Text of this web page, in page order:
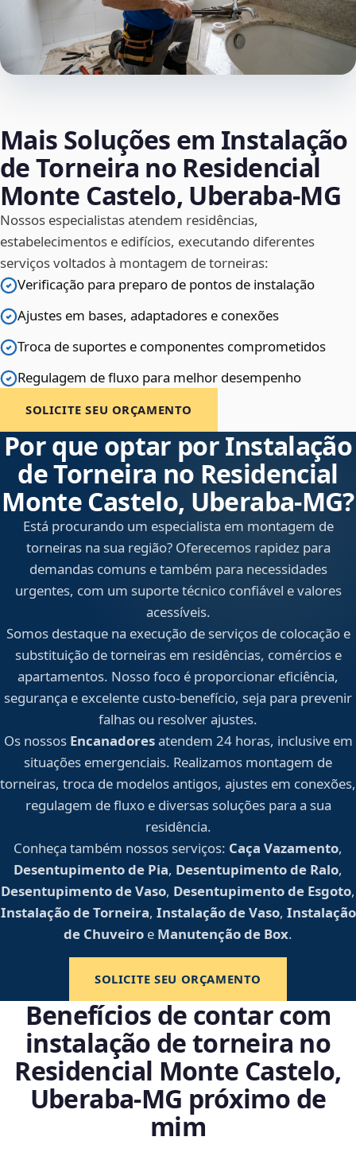
Mais Soluções em Instalação
de Torneira no Residencial
Monte Castelo, Uberaba‑MG
Nossos especialistas atendem residências,
estabelecimentos e edifícios, executando diferentes
serviços voltados à montagem de torneiras:
Verificação para preparo de pontos de instalação
Ajustes em bases, adaptadores e conexões
Troca de suportes e componentes comprometidos
Regulagem de fluxo para melhor desempenho
SOLICITE SEU ORÇAMENTO
Por que optar por Instalação
de Torneira no Residencial
Monte Castelo, Uberaba‑MG?
Está procurando um especialista em montagem de
torneiras na sua região? Oferecemos rapidez para
demandas comuns e também para necessidades
urgentes, com um suporte técnico confiável e valores
acessíveis.
Somos destaque na execução de serviços de colocação e
substituição de torneiras em residências, comércios e
apartamentos. Nosso foco é proporcionar eficiência,
segurança e excelente custo-benefício, seja para prevenir
falhas ou resolver ajustes.
Os nossos Encanadoresatendem 24 horas, inclusive em
situações emergenciais. Realizamos montagem de
torneiras, troca de modelos antigos, ajustes em conexões,
regulagem de fluxo e diversas soluções para a sua
residência.
Conheça também nossos serviços: Caça Vazamento,
Desentupimento de Pia, Desentupimento de Ralo,
Desentupimento de Vaso, Desentupimento de Esgoto,
Instalação de Torneira, Instalação de Vaso, Instalação
de Chuveiro e Manutenção de Box.
SOLICITE SEU ORÇAMENTO
Benefícios de contar com
instalação de torneira no
Residencial Monte Castelo,
Uberaba‑MG próximo de
mim